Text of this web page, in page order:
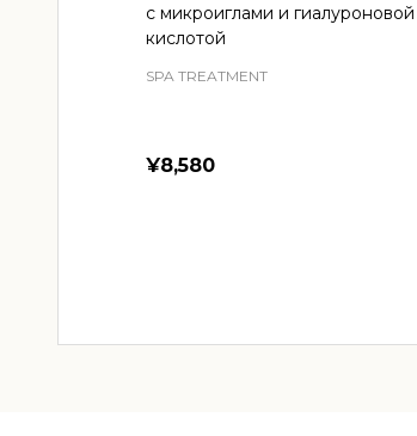
с микроиглами и гиалуроновой
кислотой
SPA TREATMENT
¥8,580